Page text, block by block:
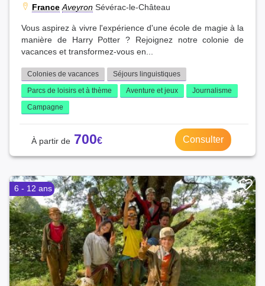
France Aveyron Sévérac-le-Château
Vous aspirez à vivre l'expérience d'une école de magie à la
manière de Harry Potter ? Rejoignez notre colonie de
vacances et transformez-vous en...
Colonies de vacances
Séjours linguistiques
Parcs de loisirs et à thème
Aventure et jeux
Journalisme
Campagne
700 Consulter
6 - 12 ans